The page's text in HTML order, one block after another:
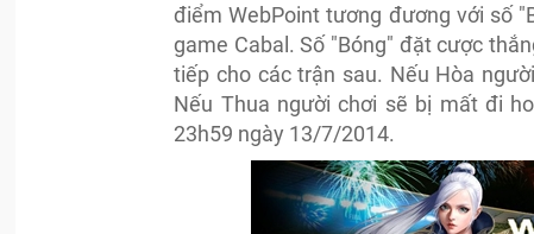
điểm WebPoint tương đương với số
game Cabal. Số "Bóng" đặt cược
tiếp cho các trận sau. Nếu Hòa
Nếu Thua người chơi sẽ bị mất đi
23h59 ngày 13/7/2014.